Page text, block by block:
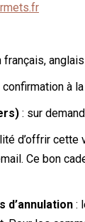
français,
confirmation à
: sur
d’offrir cette
Ce bon
d’annulation :